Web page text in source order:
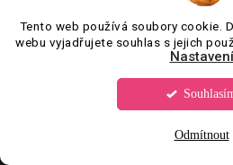
Tento web používá soubory cookie.
webu vyjadřujete souhlas s jejich
Nastavení
Odmítnout
PŘIJÍMÁME ONLINE PLATBY